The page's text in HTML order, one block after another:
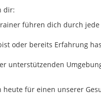
dir:
führen dich durch
oder bereits Erfahrung
unterstützenden
für einen unserer